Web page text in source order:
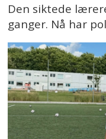
Den siktede
ganger. Nå har